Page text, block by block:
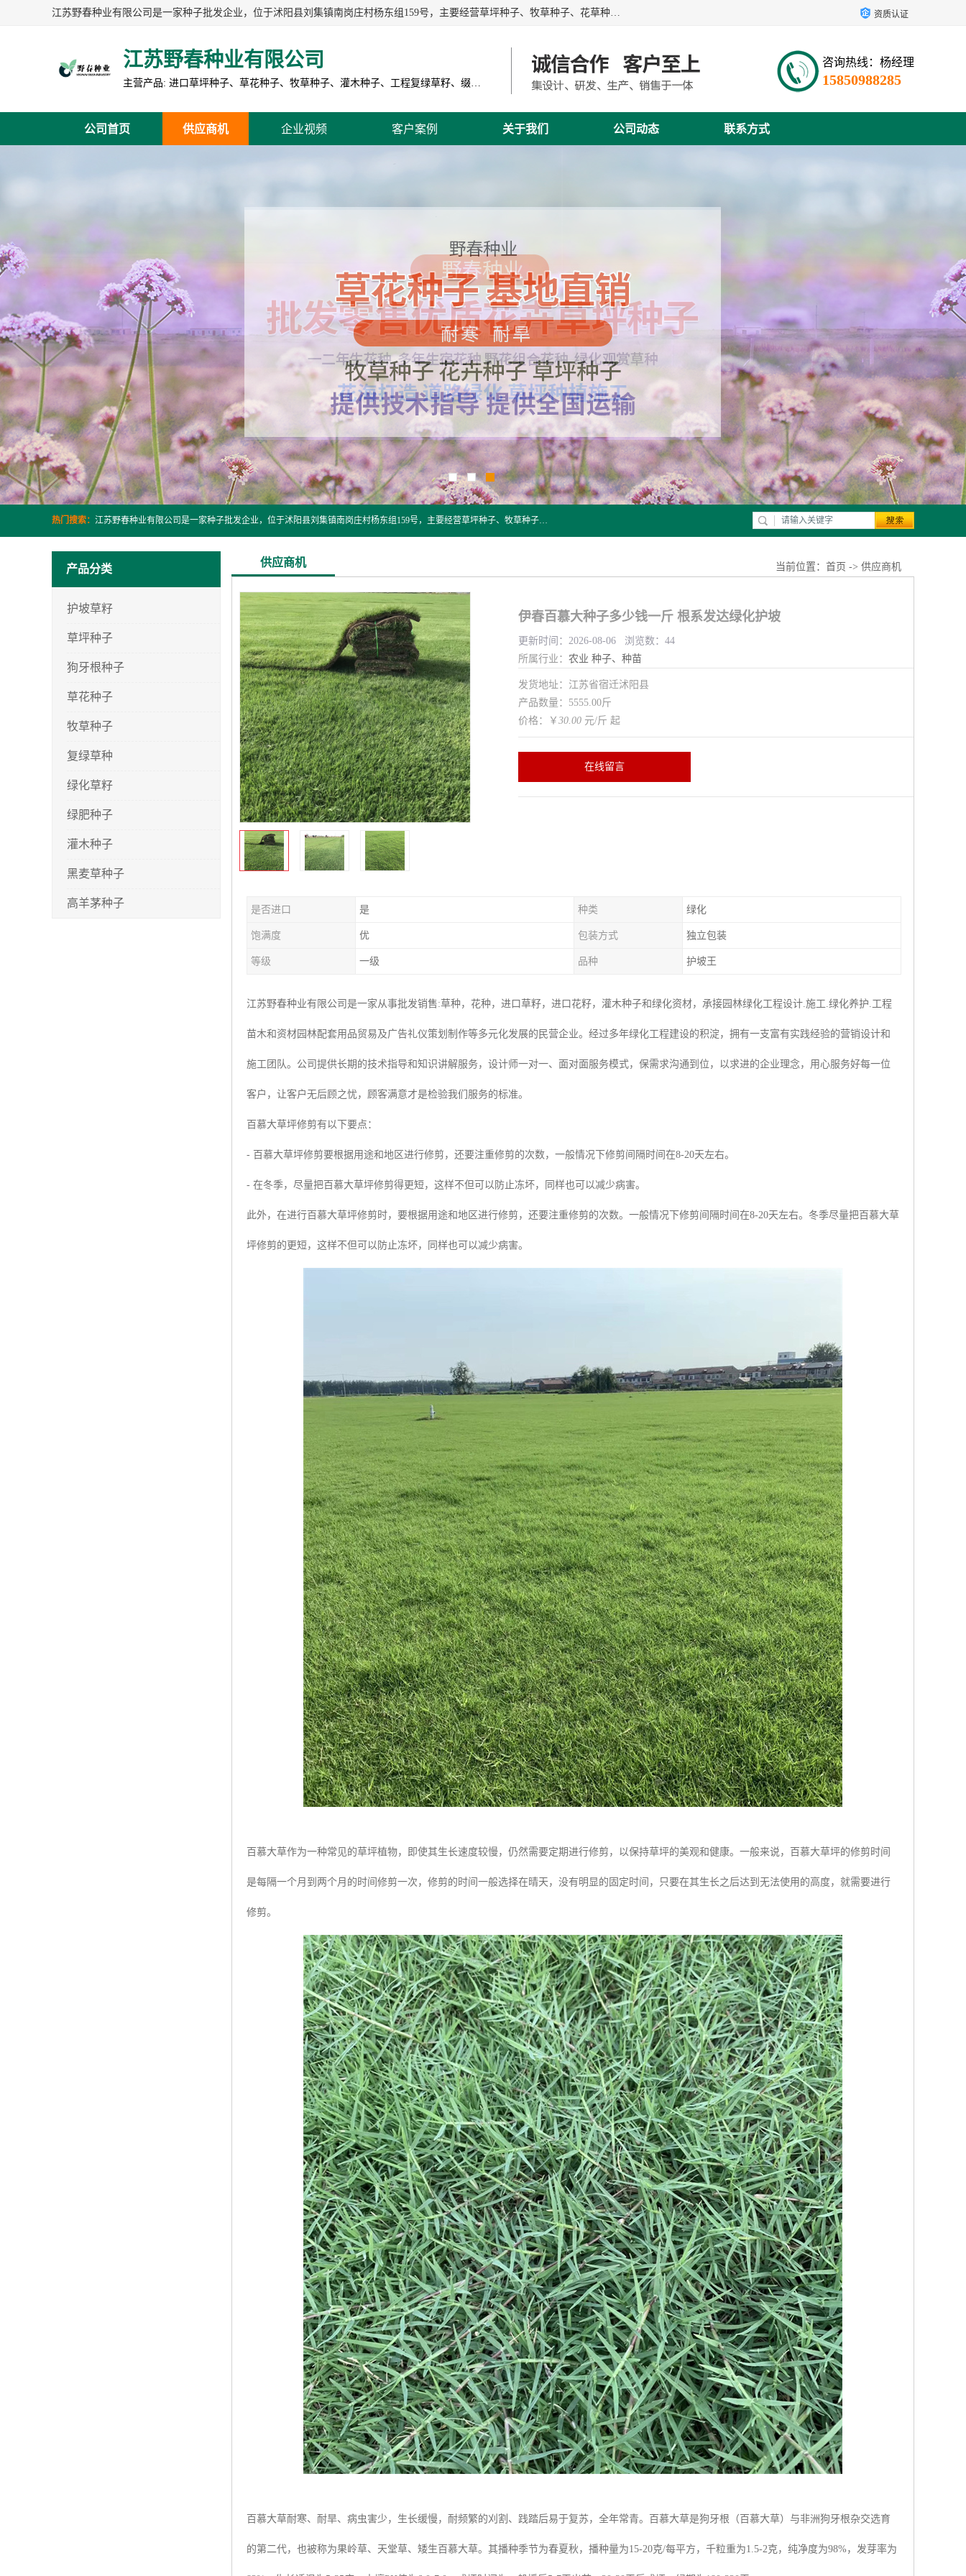
江苏野春种业有限公司是一家种子批发企业，位于沭阳县刘集镇南岗庄村杨东组159号，主要经营草坪种子、牧草种子、花草种子、复绿草种、绿化草籽、护坡草籽、绿肥种子、灌木种子、黑麦草种子、高羊茅种子、早熟禾种子、狗牙根种子、剪股颖种子等。 资质认证
江苏野春种业有限公司
主营产品: 进口草坪种子、草花种子、牧草种子、灌木种子、工程复绿草籽、缀花组合种子
咨询热线：杨经理
15850988285
公司首页 供应商机 企业视频 客户案例 关于我们 公司动态 联系方式
热门搜索： 江苏野春种业有限公司是一家种子批发企业，位于沭阳县刘集镇南岗庄村杨东组159号，主要经营草坪种子、牧草种子、花草种子、复绿草种、绿化草籽、护坡草籽、绿肥种子、灌木种子、黑麦草种子、高羊茅种子、早熟禾种子、狗牙根种子、剪股颖种子等。
产品分类
护坡草籽
草坪种子
狗牙根种子
草花种子
牧草种子
复绿草种
绿化草籽
绿肥种子
灌木种子
黑麦草种子
高羊茅种子
供应商机 当前位置： 首页 -> 供应商机
伊春百慕大种子多少钱一斤 根系发达绿化护坡
更新时间：2026-08-06 浏览数：44
所属行业： 农业 种子、种苗
发货地址：江苏省宿迁沭阳县
产品数量：5555.00斤
价格：￥ 30.00 元/斤 起
在线留言
是否进口 是 种类 绿化
饱满度 优 包装方式 独立包装
等级 一级 品种 护坡王
江苏野春种业有限公司是一家从事批发销售:草种，花种，进口草籽，进口花籽，灌木种子和绿化资材，承接园林绿化工程设计.施工.绿化养护.工程
苗木和资材园林配套用品贸易及广告礼仪策划制作等多元化发展的民营企业。经过多年绿化工程建设的积淀，拥有一支富有实践经验的营销设计和
施工团队。公司提供长期的技术指导和知识讲解服务，设计师一对一、面对面服务模式，保需求沟通到位，以求进的企业理念，用心服务好每一位
客户，让客户无后顾之忧，顾客满意才是检验我们服务的标准。
百慕大草坪修剪有以下要点：
- 百慕大草坪修剪要根据用途和地区进行修剪，还要注重修剪的次数，一般情况下修剪间隔时间在8-20天左右。
- 在冬季，尽量把百慕大草坪修剪得更短，这样不但可以防止冻坏，同样也可以减少病害。
此外，在进行百慕大草坪修剪时，要根据用途和地区进行修剪，还要注重修剪的次数。一般情况下修剪间隔时间在8-20天左右。冬季尽量把百慕大草
坪修剪的更短，这样不但可以防止冻坏，同样也可以减少病害。
百慕大草作为一种常见的草坪植物，即使其生长速度较慢，仍然需要定期进行修剪，以保持草坪的美观和健康。一般来说，百慕大草坪的修剪时间
是每隔一个月到两个月的时间修剪一次，修剪的时间一般选择在晴天，没有明显的固定时间，只要在其生长之后达到无法使用的高度，就需要进行
修剪。
百慕大草耐寒、耐旱、病虫害少，生长缓慢，耐频繁的刈割、践踏后易于复苏，全年常青。百慕大草是狗牙根（百慕大草）与非洲狗牙根杂交选育
的第二代，也被称为果岭草、天堂草、矮生百慕大草。其播种季节为春夏秋，播种量为15-20克/每平方，千粒重为1.5-2克，纯净度为98%，发芽率为